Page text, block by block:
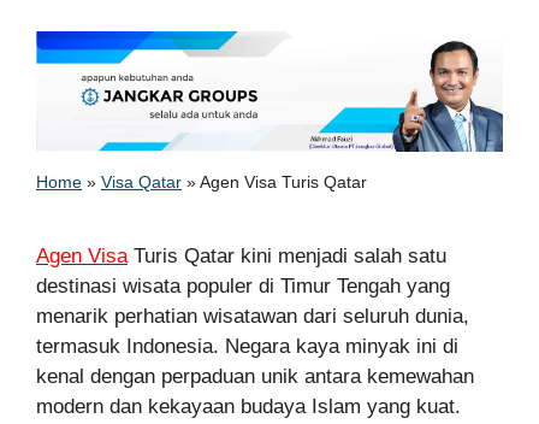
Home » Visa Qatar »Agen Visa Turis Qatar
Agen VisaTuris Qatar kini menjadi salah satu
destinasi wisata populer di Timur Tengah yang
menarik perhatian wisatawan dari seluruh dunia,
termasuk Indonesia. Negara kaya minyak ini di
kenal dengan perpaduan unik antara kemewahan
modern dan kekayaan budaya Islam yang kuat.